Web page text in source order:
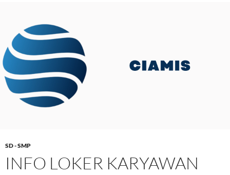
SD - SMP
INFO LOKER KARYAWAN